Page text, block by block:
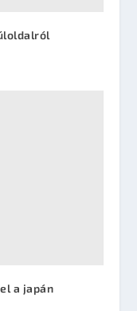
a japán